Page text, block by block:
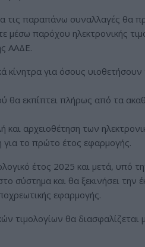
τις παραπάνω συναλλαγές θα
μέσω παρόχου ηλεκτρονικής
ΑΑΔΕ.
κίνητρα για όσους υιοθετήσουν
θα εκπίπτει πλήρως από τα
αρχειοθέτηση των
το πρώτο έτος εφαρμογής.
έτος 2025 και μετά, υπό
σύστημα και θα ξεκινήσει την
εφαρμογής.
τιμολογίων θα